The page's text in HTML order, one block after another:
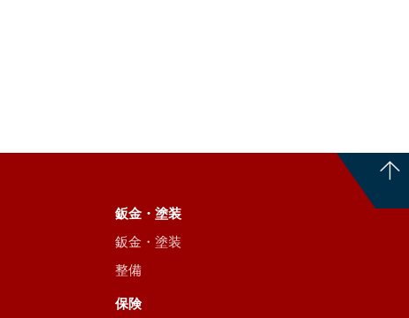
鈑金・塗装
鈑金・塗装
整備
保険